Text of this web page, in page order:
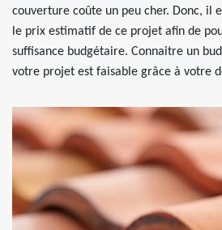
couverture coûte un peu cher. Donc, il
le prix estimatif de ce projet afin de
suffisance budgétaire. Connaitre un
votre projet est faisable grâce à votre